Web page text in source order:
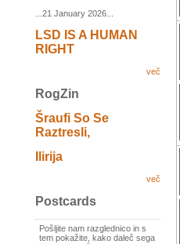
...21 January 2026...
LSD IS A HUMAN
RIGHT
več
RogZin
Šraufi So Se
Raztresli,
Ilirija
več
Postcards
Pošljite nam razglednico in s
tem pokažite, kako daleč sega